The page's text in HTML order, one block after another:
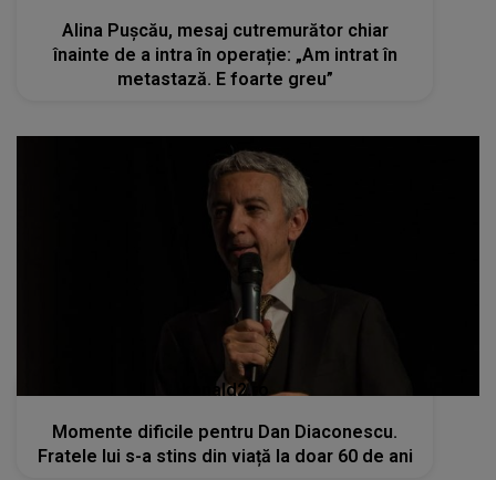
Alina Pușcău, mesaj cutremurător chiar
înainte de a intra în operație: „Am intrat în
metastază. E foarte greu”
kanald2.ro
Momente dificile pentru Dan Diaconescu.
Fratele lui s-a stins din viață la doar 60 de ani